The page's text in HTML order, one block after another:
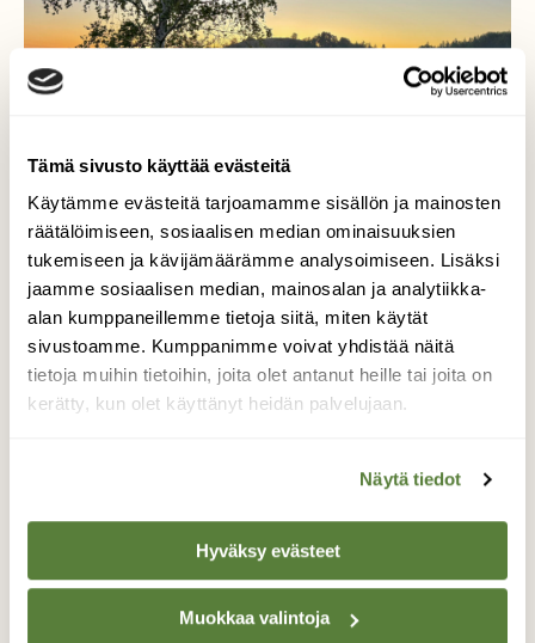
Tämä sivusto käyttää evästeitä
Käytämme evästeitä tarjoamamme sisällön ja mainosten
räätälöimiseen, sosiaalisen median ominaisuuksien
tukemiseen ja kävijämäärämme analysoimiseen. Lisäksi
jaamme sosiaalisen median, mainosalan ja analytiikka-
alan kumppaneillemme tietoja siitä, miten käytät
sivustoamme. Kumppanimme voivat yhdistää näitä
tietoja muihin tietoihin, joita olet antanut heille tai joita on
kerätty, kun olet käyttänyt heidän palvelujaan.
Näytä tiedot
Hyväksy evästeet
Muokkaa valintoja
Vanha Härkätie Klo:03.38
Varhainen aamu Vanhalla Härkätiellä
8.6.2026 Klo:03.38 Lieto
Valokuvaaja: Juhani Peltonen, Lieto 8.6.2026